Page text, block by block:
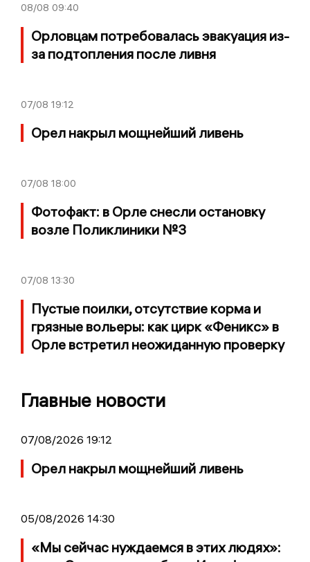
08/08 09:40
Орловцам потребовалась эвакуация из-
за подтопления после ливня
07/08 19:12
Орел накрыл мощнейший ливень
07/08 18:00
Фотофакт: в Орле снесли остановку
возле Поликлиники №3
07/08 13:30
Пустые поилки, отсутствие корма и
грязные вольеры: как цирк «Феникс» в
Орле встретил неожиданную проверку
Главные новости
07/08/2026 19:12
Орел накрыл мощнейший ливень
05/08/2026 14:30
«Мы сейчас нуждаемся в этих людях»: